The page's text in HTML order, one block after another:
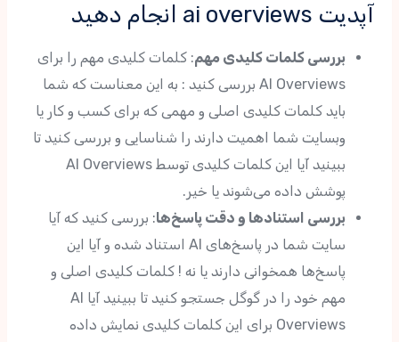
آپدیت ai overviews انجام دهید
بررسی کلمات کلیدی مهم: کلمات کلیدی مهم را برای
AI Overviews بررسی کنید : به این معناست که شما
باید کلمات کلیدی اصلی و مهمی که برای کسب و کار یا
وبسایت شما اهمیت دارند را شناسایی و بررسی کنید تا
ببینید آیا این کلمات کلیدی توسط AI Overviews
پوشش داده می‌شوند یا خیر.
بررسی استنادها و دقت پاسخ‌ها: بررسی کنید که آیا
سایت شما در پاسخ‌های AI استناد شده و آیا این
پاسخ‌ها همخوانی دارند یا نه ! کلمات کلیدی اصلی و
مهم خود را در گوگل جستجو کنید تا ببینید آیا AI
Overviews برای این کلمات کلیدی نمایش داده